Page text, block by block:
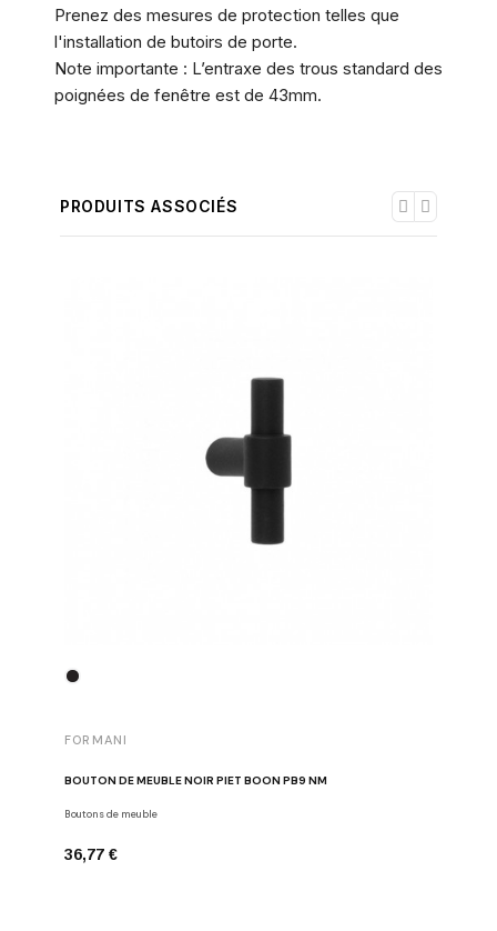
Prenez des mesures de protection telles que
l'installation de butoirs de porte.
Note importante : L’entraxe des trous standard des
poignées de fenêtre est de 43mm.
PRODUITS ASSOCIÉS
FORMANI
BOUTON DE MEUBLE NOIR PIET BOON PB9 NM
Boutons de meuble
36,77 €